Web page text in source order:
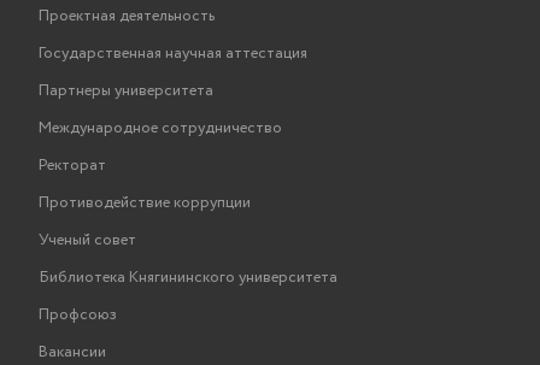
Проектная деятельность
Государственная научная аттестация
Партнеры университета
Международное сотрудничество
Ректорат
Противодействие коррупции
Ученый совет
Библиотека Княгининского университета
Профсоюз
Вакансии